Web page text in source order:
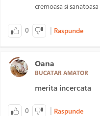
cremoasa si sanatoasa
0 | Raspunde
Oana
BUCATAR AMATOR
merita incercata
0 | Raspunde